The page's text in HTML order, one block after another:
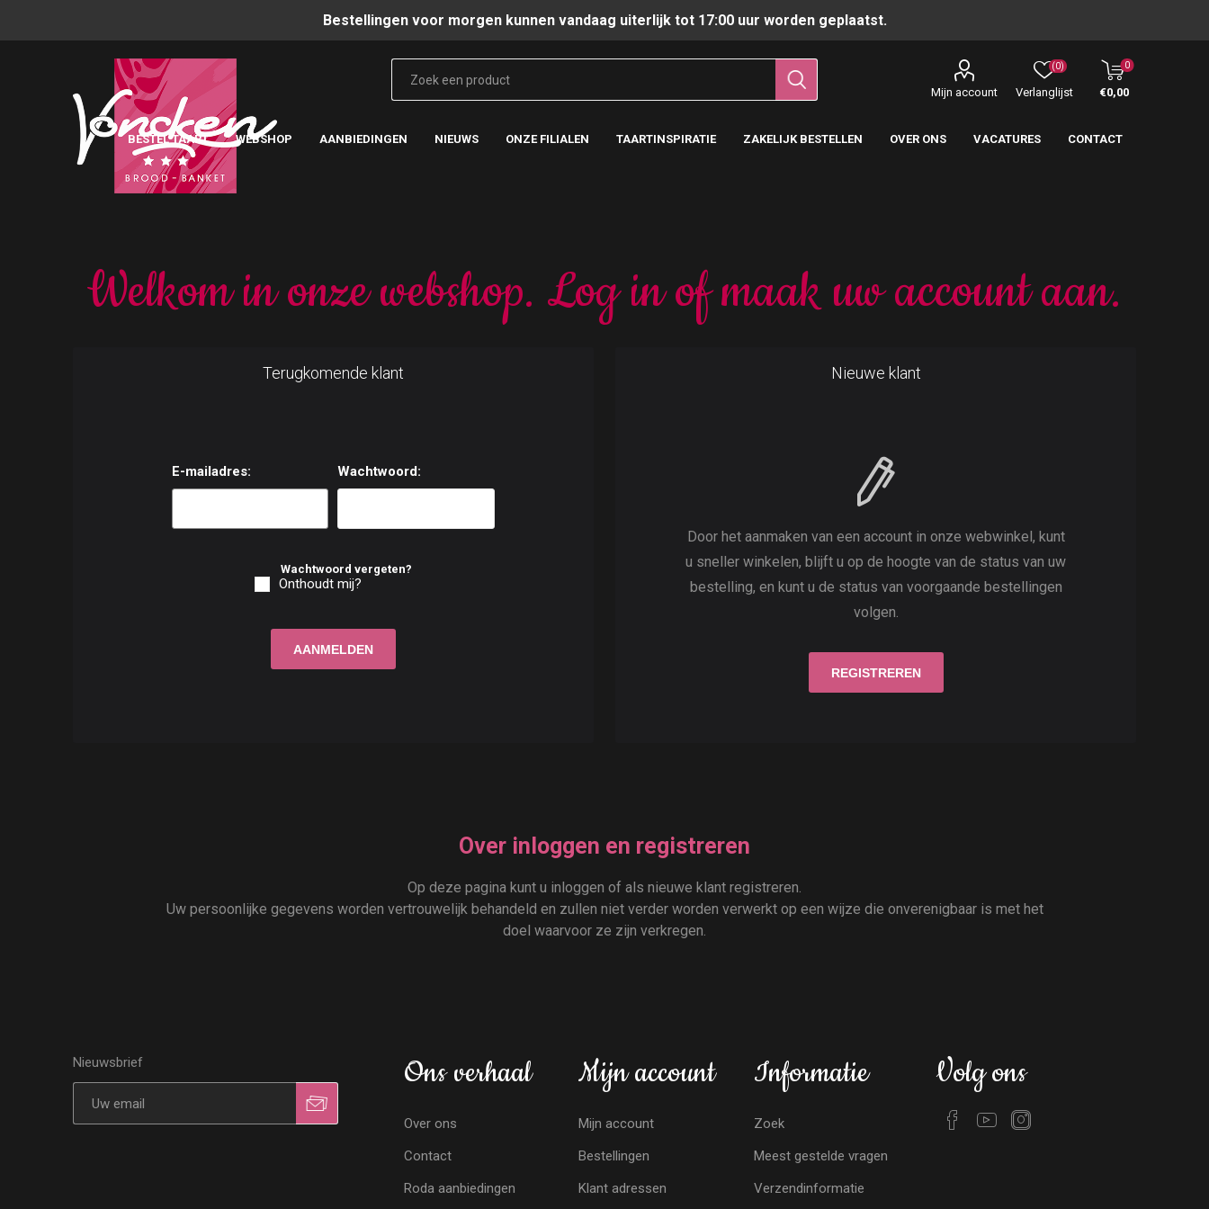
Bestellingen voor morgen kunnen vandaag uiterlijk tot 17:00 uur worden geplaatst.
Mijn account Verlanglijst
(0) 0
€0,00
BESTEL TAART WEBSHOP AANBIEDINGEN NIEUWS ONZE FILIALEN TAARTINSPIRATIE ZAKELIJK BESTELLEN OVER ONS VACATURES CONTACT
Welkom in onze webshop. Log in of maak uw account aan.
Nieuwe klant
Door het aanmaken van een account in onze webwinkel, kunt
u sneller winkelen, blijft u op de hoogte van de status van uw
bestelling, en kunt u de status van voorgaande bestellingen
volgen.
Terugkomende klant
E-mailadres: Wachtwoord:
Wachtwoord vergeten?
Onthoudt mij?
Over inloggen en registreren
Op deze pagina kunt u inloggen of als nieuwe klant registreren.
Uw persoonlijke gegevens worden vertrouwelijk behandeld en zullen niet verder worden verwerkt op een wijze die onverenigbaar is met het
doel waarvoor ze zijn verkregen.
Nieuwsbrief Ons verhaal
Over ons
Contact
Roda aanbiedingen
Mijn account
Mijn account
Bestellingen
Klant adressen
Informatie
Zoek
Meest gestelde vragen
Verzendinformatie
Volg ons